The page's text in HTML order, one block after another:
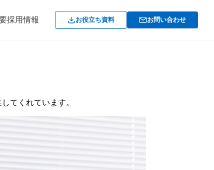
採用情報 お役立ち資料 お問い合わせ
してくれています。